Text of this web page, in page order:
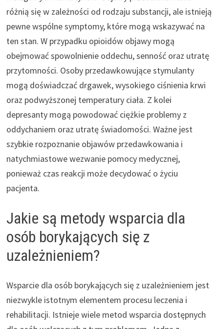
różnią się w zależności od rodzaju substancji, ale istnieją
pewne wspólne symptomy, które mogą wskazywać na
ten stan. W przypadku opioidów objawy mogą
obejmować spowolnienie oddechu, senność oraz utratę
przytomności. Osoby przedawkowujące stymulanty
mogą doświadczać drgawek, wysokiego ciśnienia krwi
oraz podwyższonej temperatury ciała. Z kolei
depresanty mogą powodować ciężkie problemy z
oddychaniem oraz utratę świadomości. Ważne jest
szybkie rozpoznanie objawów przedawkowania i
natychmiastowe wezwanie pomocy medycznej,
ponieważ czas reakcji może decydować o życiu
pacjenta.
Jakie są metody wsparcia dla
osób borykających się z
uzależnieniem?
Wsparcie dla osób borykających się z uzależnieniem jest
niezwykle istotnym elementem procesu leczenia i
rehabilitacji. Istnieje wiele metod wsparcia dostępnych